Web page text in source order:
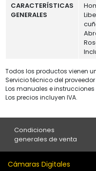
CARACTERÍSTICAS
GENERALES
Todos los productos vienen
Servicio técnico del
Los manuales e
Los precios incluyen IVA.
Condiciones
generales de venta
Cámaras Digitales